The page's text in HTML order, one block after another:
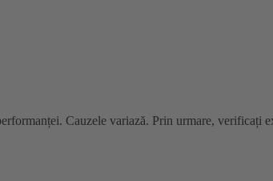
Cauzele variază. Prin urmare, verificați